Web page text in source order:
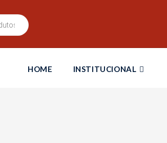
HOME INSTITUCIONAL